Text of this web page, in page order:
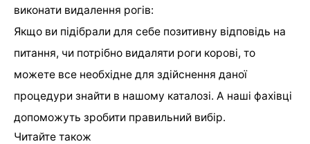
виконати видалення рогів:
Якщо ви підібрали для себе позитивну відповідь на
питання, чи потрібно видаляти роги корові, то
можете все необхідне для здійснення даної
процедури знайти в нашому каталозі. А наші фахівці
допоможуть зробити правильний вибір.
Читайте також